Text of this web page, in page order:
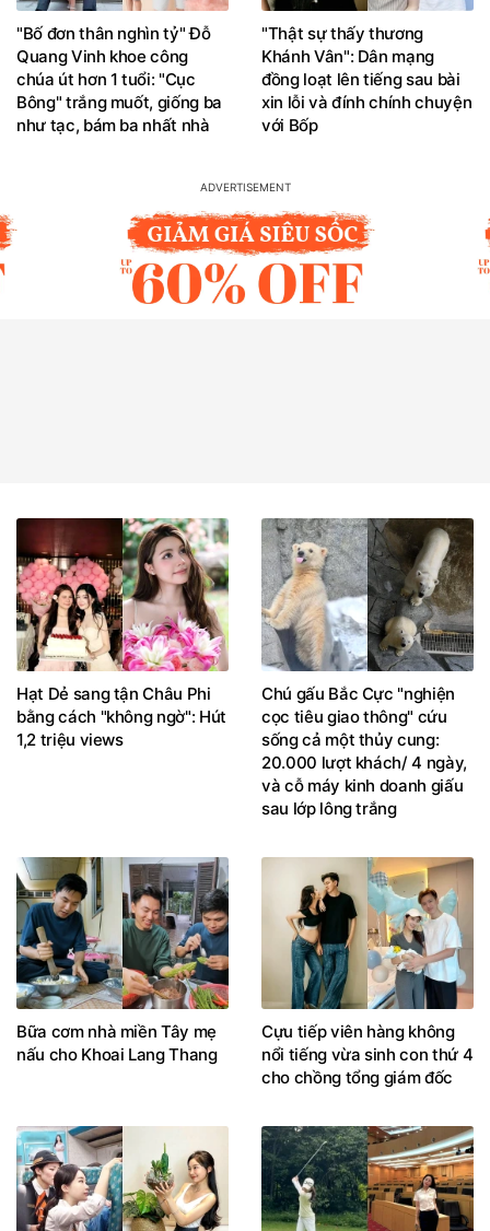
"Bố đơn thân nghìn tỷ" Đỗ
Quang Vinh khoe công
chúa út hơn 1 tuổi: "Cục
Bông" trắng muốt, giống ba
như tạc, bám ba nhất nhà
"Thật sự thấy thương
Khánh Vân": Dân mạng
đồng loạt lên tiếng sau bài
xin lỗi và đính chính chuyện
với Bốp
Hạt Dẻ sang tận Châu Phi
bằng cách "không ngờ": Hút
1,2 triệu views
Chú gấu Bắc Cực "nghiện
cọc tiêu giao thông" cứu
sống cả một thủy cung:
20.000 lượt khách/ 4 ngày,
và cỗ máy kinh doanh giấu
sau lớp lông trắng
Bữa cơm nhà miền Tây mẹ
nấu cho Khoai Lang Thang
Cựu tiếp viên hàng không
nổi tiếng vừa sinh con thứ 4
cho chồng tổng giám đốc